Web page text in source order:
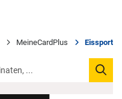
MeineCardPlus